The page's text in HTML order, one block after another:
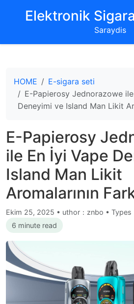
‌Elektronik
Saraydis
HOME
E-sigara seti
E-Papierosy Jednorazowe
Deneyimi ve Island Man Likit
E-Papierosy
ile En İyi Vape
Island Man Likit
Aromalarının
Ekim 25, 2025 • uthor：znbo • Types
6 minute read